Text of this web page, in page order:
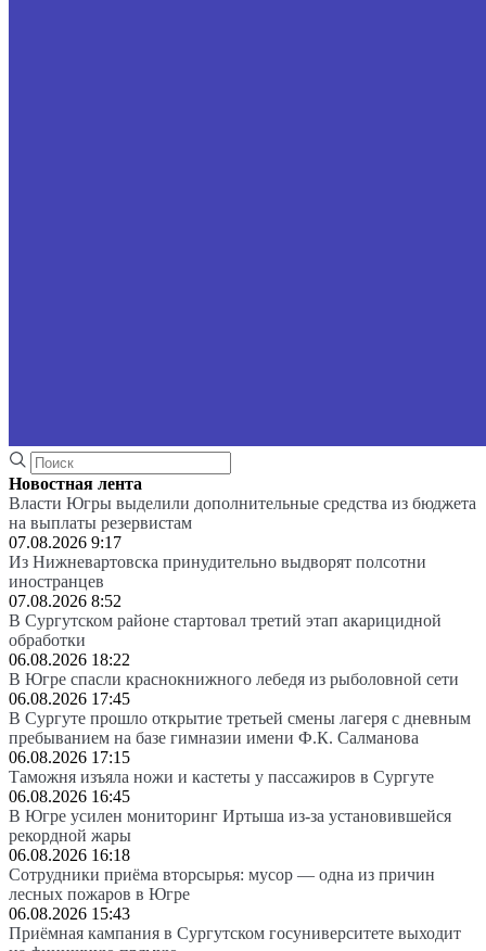
Новостная лента
Власти Югры выделили дополнительные средства из бюджета
на выплаты резервистам
07.08.2026 9:17
Из Нижневартовска принудительно выдворят полсотни
иностранцев
07.08.2026 8:52
В Сургутском районе стартовал третий этап акарицидной
обработки
06.08.2026 18:22
В Югре спасли краснокнижного лебедя из рыболовной сети
06.08.2026 17:45
В Сургуте прошло открытие третьей смены лагеря с дневным
пребыванием на базе гимназии имени Ф.К. Салманова
06.08.2026 17:15
Таможня изъяла ножи и кастеты у пассажиров в Сургуте
06.08.2026 16:45
В Югре усилен мониторинг Иртыша из-за установившейся
рекордной жары
06.08.2026 16:18
Сотрудники приёма вторсырья: мусор — одна из причин
лесных пожаров в Югре
06.08.2026 15:43
Приёмная кампания в Сургутском госуниверситете выходит